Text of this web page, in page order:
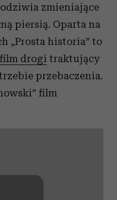
zmieniające
piersią. Oparta na
„Prosta historia” to
film drogi traktujący
przebaczenia.
film